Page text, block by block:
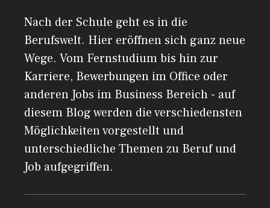
Nach der Schule geht es in die
Berufswelt. Hier eröffnen sich ganz neue
Wege. Vom Fernstudium bis hin zur
Karriere, Bewerbungen im Office oder
anderen Jobs im Business Bereich - auf
diesem Blog werden die verschiedensten
Möglichkeiten vorgestellt und
unterschiedliche Themen zu Beruf und
Job aufgegriffen.